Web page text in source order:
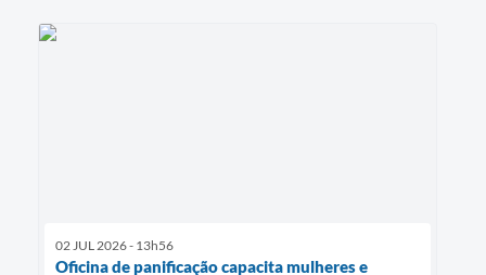
02 JUL 2026 - 13h56
Oficina de panificação capacita mulheres e